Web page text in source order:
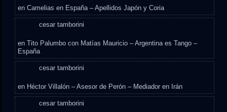
enCamelias en España – Apellidos Japón y Coria
cesar tamborini
enTito Palumbo con Matías Mauricio – Argentina es Tango –
España
cesar tamborini
en Héctor Villalón – Asesor de Perón – Mediador en Irán
cesar tamborini